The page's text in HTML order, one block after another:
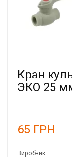
Кран
ЭКО 25
65 ГРН
Виробник: